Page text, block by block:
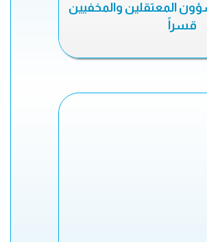
المعتقلين والمخفيين
قسراً